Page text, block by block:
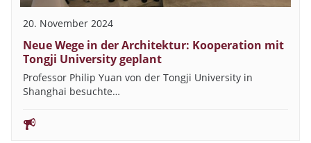
20. November 2024
Neue Wege in der Architektur: Kooperation mit
Tongji University geplant
Professor Philip Yuan von der Tongji University in
Shanghai besuchte…